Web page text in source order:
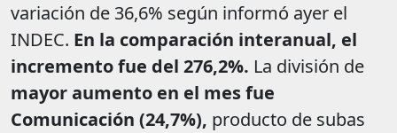
variación de 36,6% según informó ayer el
INDEC. En la comparación interanual, el
incremento fue del 276,2%. La división de
mayor aumento en el mes fue
Comunicación (24,7%), producto de subas